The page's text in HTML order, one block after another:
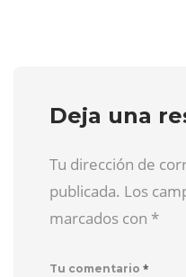
Deja una
Tu dirección de
publicada. Los
marcados con *
Tu comentario *